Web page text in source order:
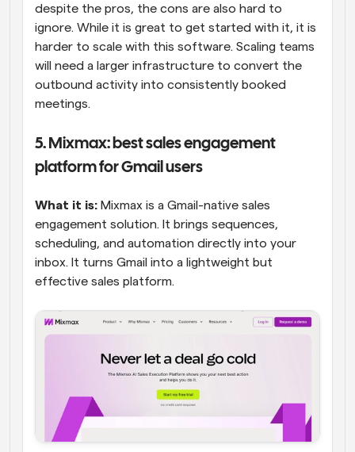
despite the pros, the cons are also hard to
ignore. While it is great to get started with it, it is
harder to scale with this software. Scaling teams
will need a larger infrastructure to convert the
outbound activity into consistently booked
meetings.
5. Mixmax: best sales engagement
platform for Gmail users
What it is: Mixmax is a Gmail-native sales
engagement solution. It brings sequences,
scheduling, and automation directly into your
inbox. It turns Gmail into a lightweight but
effective sales platform.